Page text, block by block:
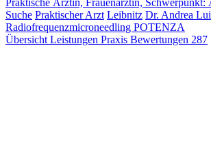
Suche Praktischer Arzt Leibnitz Dr. Andrea
Radiofrequenzmicroneedling POTENZA
Übersicht Leistungen Praxis Bewertungen 287